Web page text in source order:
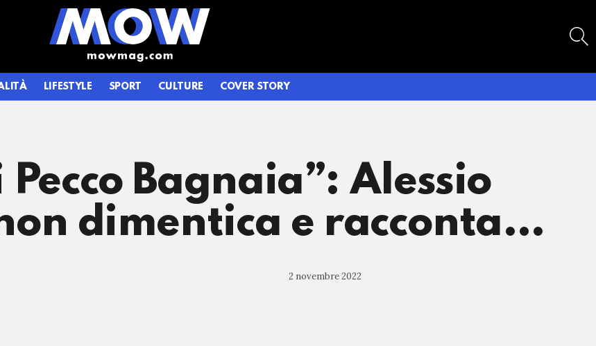
LIFESTYLE SPORT CULTURE COVER STORY
Bagnaia”: Alessio
dimentica e racconta…
2 novembre 2022